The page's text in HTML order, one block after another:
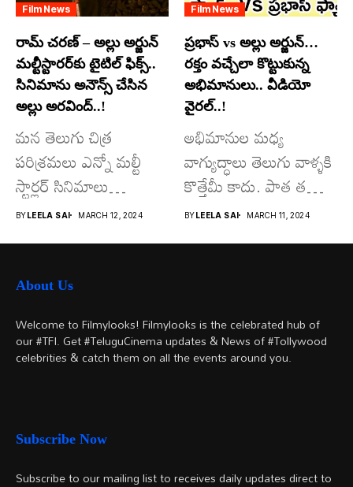
Film News
రామ్ చరణ్ – అల్లు అర్జున్
మల్టీస్టారర్​కు టైటిల్ ఫిక్స్..
సినిమాను అనౌన్స్ చేసిన
అల్లు అరవింద్..!
మన తెలుగు చిత్ర
పరిశ్రమలు ఎన్నో మల్టీ
స్టార్లర్ సినిమాలు
వచ్చాయి.. కొన్ని సినిమాలు
అయితే...
BY LEELA SAI MARCH 12, 2024
Film News
ప్రభాస్ vs అల్లు అర్జున్…
రక్తం వచ్చేలా కొట్టుకున్న
అభిమానులు.. వీడియో
వైరల్..!
అభిమానుల మధ్య
వాగ్యుద్ధాలు తెలుగు వాళ్ళకి
కొత్తేమీ కాదు. పాత తరం
నటుల నుంచి నేటి...
BY LEELA SAI MARCH 11, 2024
About Us
Welcome to Filmylooks! Filmylooks is the celebrated hub of
our #TFI. Get #TeluguCinema updates & News of #Tollywood
celebrities & catch them on all the events around you.
Subscribe Now
Subscribe to our mailing list to receives daily updates direct to